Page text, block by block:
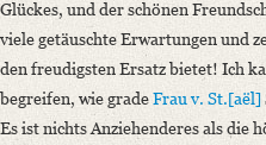
Bibliography: Krisenjahre der
318‒319.
Incipit: „[1] [Nennhausen 11.
Erfreulicher konnten Sie uns
Glückes, und der schönen
viele getäuschte Erwartungen und
den freudigsten Ersatz bietet! Ich
begreifen, wie gradeFrau v. St.[aël]
Es ist nichts Anziehenderes als die